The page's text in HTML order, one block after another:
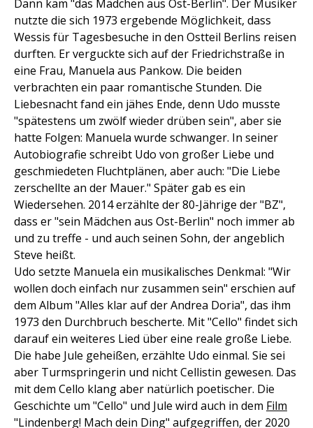
Dann kam "das Mädchen aus Ost-Berlin". Der Musiker
nutzte die sich 1973 ergebende Möglichkeit, dass
Wessis für Tagesbesuche in den Ostteil Berlins reisen
durften. Er verguckte sich auf der Friedrichstraße in
eine Frau, Manuela aus Pankow. Die beiden
verbrachten ein paar romantische Stunden. Die
Liebesnacht fand ein jähes Ende, denn Udo musste
"spätestens um zwölf wieder drüben sein", aber sie
hatte Folgen: Manuela wurde schwanger. In seiner
Autobiografie schreibt Udo von großer Liebe und
geschmiedeten Fluchtplänen, aber auch: "Die Liebe
zerschellte an der Mauer." Später gab es ein
Wiedersehen. 2014 erzählte der 80-Jährige der "BZ",
dass er "sein Mädchen aus Ost-Berlin" noch immer ab
und zu treffe - und auch seinen Sohn, der angeblich
Steve heißt.
Udo setzte Manuela ein musikalisches Denkmal: "Wir
wollen doch einfach nur zusammen sein" erschien auf
dem Album "Alles klar auf der Andrea Doria", das ihm
1973 den Durchbruch bescherte. Mit "Cello" findet sich
darauf ein weiteres Lied über eine reale große Liebe.
Die habe Jule geheißen, erzählte Udo einmal. Sie sei
aber Turmspringerin und nicht Cellistin gewesen. Das
mit dem Cello klang aber natürlich poetischer. Die
Geschichte um "Cello" und Jule wird auch in dem Film
"Lindenberg! Mach dein Ding" aufgegriffen, der 2020